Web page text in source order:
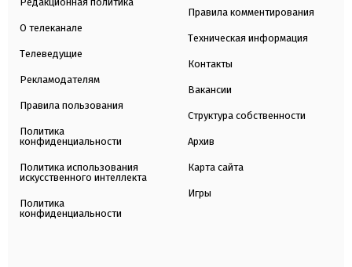
О телеканале
Телеведущие
Рекламодателям
Правила пользования
Политика
конфиденциальности
Политика использования
искусственного интеллекта
Политика
конфиденциальности
Правила комментирования
Техническая информация
Контакты
Вакансии
Структура собственности
Архив
Карта сайта
Игры